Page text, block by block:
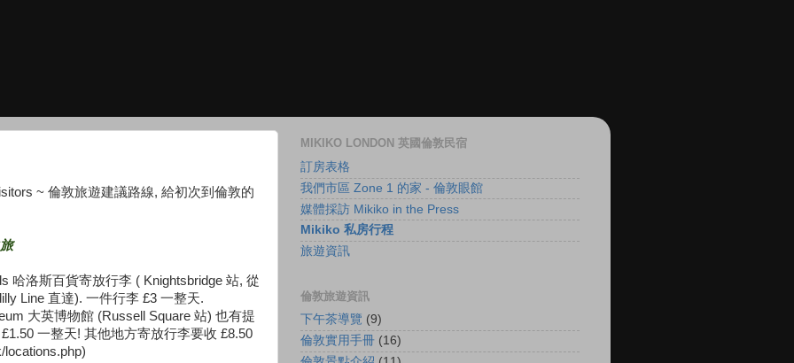
~ 倫敦旅遊建議路線, 給初次到倫敦的
哈洛斯百貨寄放行李 ( Knightsbridge 站, 從
Line 直達). 一件行李 £3 一整天.
大英博物館 (Russell Square 站) 也有提
一整天! 其他地方寄放行李要收 £8.50
locations.php)
MIKIKO LONDON 英國倫敦民宿
訂房表格
我們市區 Zone 1 的家 - 倫敦眼館
媒體採訪 Mikiko in the Press
Mikiko 私房行程
旅遊資訊
倫敦旅遊資訊
下午茶導覽 (9)
倫敦實用手冊 (16)